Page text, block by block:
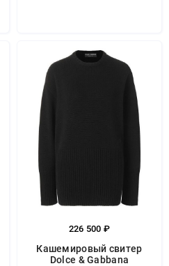
226 500 ₽
Кашемировый свитер
Dolce & Gabbana